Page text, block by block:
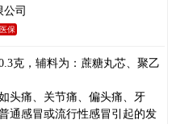
司
保
克，辅料为：蔗糖丸芯、聚乙
头痛、关节痛、偏头痛、牙
通感冒或流行性感冒引起的发